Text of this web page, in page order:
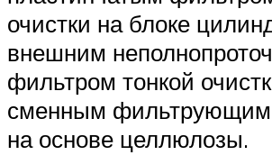
очистки на блоке
внешним
фильтром тонкой
сменным фильтрующим
на основе целлюлозы.